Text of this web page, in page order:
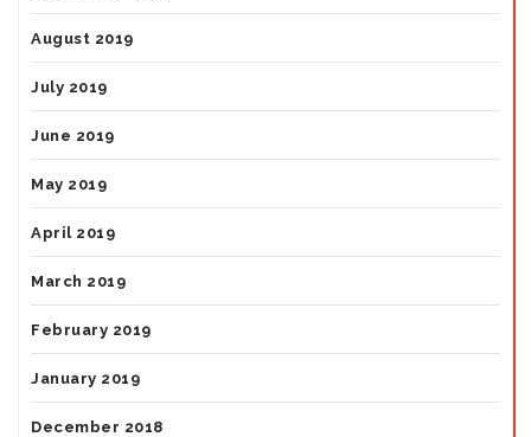
August 2019
July 2019
June 2019
May 2019
April 2019
March 2019
February 2019
January 2019
December 2018